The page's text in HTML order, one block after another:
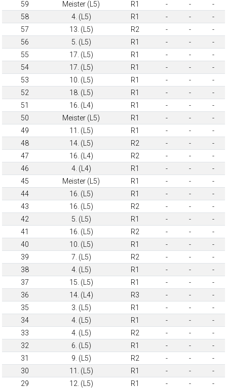
59
Meister (L5) R1 - -
-
58
4. (L5) R1 - -
-
57
13. (L5) R2 - -
-
56
5. (L5) R1 - -
-
55
17. (L5) R1 - -
-
54
17. (L5) R1 - -
-
53
10. (L5) R1 - -
-
52
18. (L5) R1 - -
-
51
16. (L4) R1 - -
-
50
Meister (L5) R1 - -
-
49
11. (L5) R1 - -
-
48
14. (L5) R2 - -
-
47
16. (L4) R2 - -
-
46
4. (L4) R1 - -
-
45
Meister (L5) R1 - -
-
44
16. (L5) R1 - -
-
43
16. (L5) R2 - -
-
42
5. (L5) R1 - -
-
41
16. (L5) R2 - -
-
40
10. (L5) R1 - -
-
39
7. (L5) R2 - -
-
38
4. (L5) R1 - -
-
37
15. (L5) R1 - -
-
36
14. (L4) R3 - -
-
35
3. (L5) R1 - -
-
34
4. (L5) R1 - -
-
33
4. (L5) R2 - -
-
32
6. (L5) R1 - -
-
31
9. (L5) R2 - -
-
30
11. (L5) R1 - -
-
29
12. (L5) R1 - -
-